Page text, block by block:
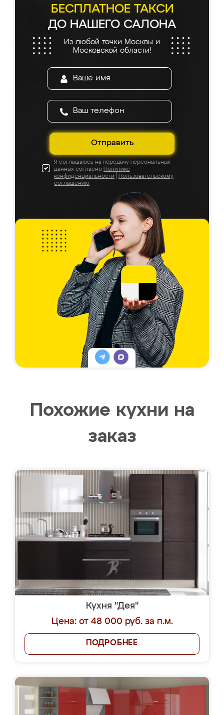
БЕСПЛАТНОЕ ТАКСИ
ДО НАШЕГО САЛОНА
Из любой точки Москвы и
Московской области!
Отправить
Я соглашаюсь на передачу персональных
данных согласно Политике
конфиденциальности
Пользовательскому
соглашению
Похожие кухни на
заказ
Кухня "Дея"
Цена: от 48 000 руб. за п.м.
ПОДРОБНЕЕ